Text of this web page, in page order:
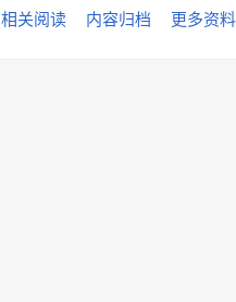
相关阅读 内容归档 更多资料